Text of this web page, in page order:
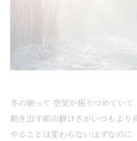
冬の朝って 空気が張りつめていて
動き出す前の静けさがいつもより
やることは変わらないはずなのに